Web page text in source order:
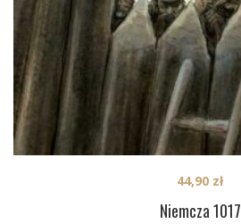
Niemcza 1017
44,90 zł